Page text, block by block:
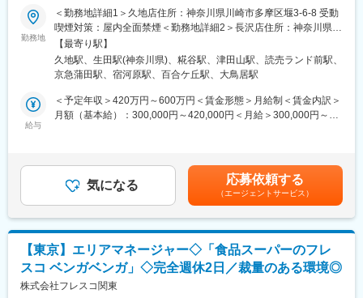
完全土日祝休み、全社の平均残業時間は20時間以内とメリハリを
つけて働くことができます。その他、社内外研修の取り入れなど
社員が過ごしやすい環境作りに努めています。
■同社について：
ーです。提案型のハードウェア開発を強みとし、要求スペックが
高く他社では引き受けることが難しい案件を進んで引き受けてき
また、メンバーも２０、３０代を中心とし、裁量も広く、若手で
の成長・活躍が実現できる職場環境になります。
■同社の魅力：
同社は、フラットな組織体制で経営トップとの距離感が近く、ご
自身のモノづくりの経験やスキル活かして、積極的に発信できる
風通しのよい環境です。
変更の範囲：会社の定める業務
■業務内容：
当社配属先にてデリカ担当として主に寿司・弁当・惣菜等の調
理・製造・盛付けを行っていただきます。半年以内で店長昇格も
可能でありバイヤーも目指せます。販促などお店づくりにも携わ
れることも魅力です。
■配属店舗について：
下記いずれかの店舗に配属となります。
久地店、長沢店、糀谷店、ダイヤ店、日本橋横山町店
バイト・パートを含め各店の人員体制は20～40名。各部門は3～5
名体制です。
日を確定しています。
■当社について：
勤務地
＜勤務地詳細1＞久地店住所：神奈川県川崎市多摩区堰3-6-8 受動
喫煙対策：屋内全面禁煙＜勤務地詳細2＞長沢店住所：神奈川県川
崎市多摩区長沢4-2-11 受動喫煙対策：屋内全面禁煙＜勤務地詳細
3＞糀谷店住所：東京都大田区西糀谷4-21-1 受動喫煙対策：屋内
全面禁煙
【最寄り駅】
久地駅、生田駅(神奈川県)、糀谷駅、津田山駅、読売ランド前駅、
京急蒲田駅、宿河原駅、百合ケ丘駅、大鳥居駅
給与
＜予定年収＞420万円～600万円＜賃金形態＞月給制＜賃金内訳＞
月額（基本給）：300,000円～420,000円＜月給＞300,000円～
気になる 応募依頼する
（エージェントサービス）
【東京】エリアマネージャー◇「食品スーパーのフレ
スコ ベンガベンガ」◇完全週休2日／裁量のある環境◎
株式会社フレスコ関東